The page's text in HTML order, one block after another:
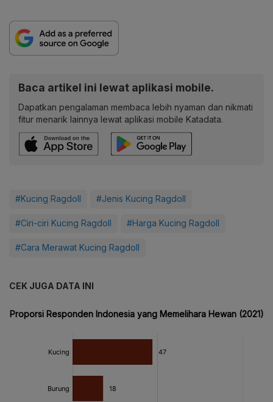
Baca artikel ini lewat aplikasi mobile.
Dapatkan pengalaman membaca lebih nyaman dan nikmati
fitur menarik lainnya lewat aplikasi mobile Katadata.
#Kucing Ragdoll #Jenis Kucing Ragdoll
#Ciri-ciri Kucing Ragdoll #Harga Kucing Ragdoll
#Cara Merawat Kucing Ragdoll
CEK JUGA DATA INI